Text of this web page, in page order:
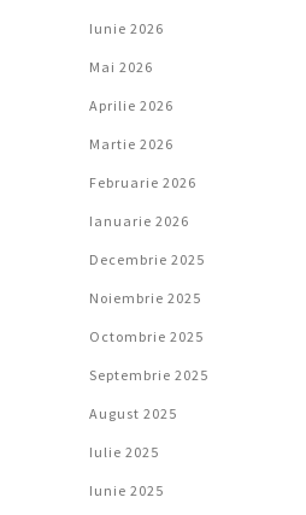
Iunie 2026
Mai 2026
Aprilie 2026
Martie 2026
Februarie 2026
Ianuarie 2026
Decembrie 2025
Noiembrie 2025
Octombrie 2025
Septembrie 2025
August 2025
Iulie 2025
Iunie 2025